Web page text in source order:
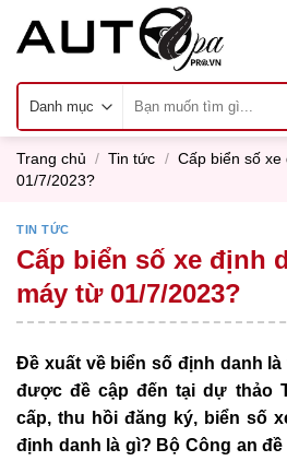
kiếm:
Trang chủ / Tin tức / Cấp biển số
01/7/2023?
TIN TỨC
Cấp biển số xe định
máy từ 01/7/2023?
Đề xuất về biển số định danh
được đề cập đến tại dự thảo
cấp, thu hồi đăng ký, biển số
định danh là gì? Bộ Công an